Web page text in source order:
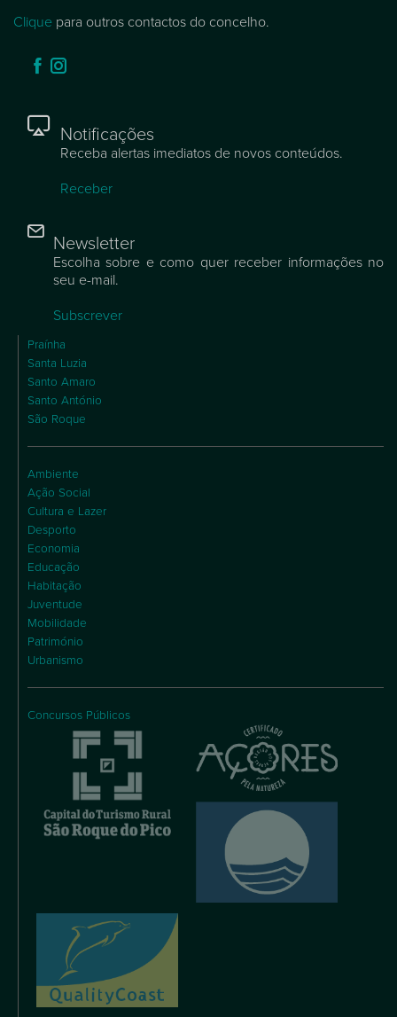
Clique para outros contactos do concelho.
Notificações
Receba alertas imediatos de novos conteúdos.
Receber
Newsletter
Escolha sobre e como quer receber informações no
seu e-mail.
Subscrever
Praínha
Santa Luzia
Santo Amaro
Santo António
São Roque
Ambiente
Ação Social
Cultura e Lazer
Desporto
Economia
Educação
Habitação
Juventude
Mobilidade
Património
Urbanismo
Concursos Públicos